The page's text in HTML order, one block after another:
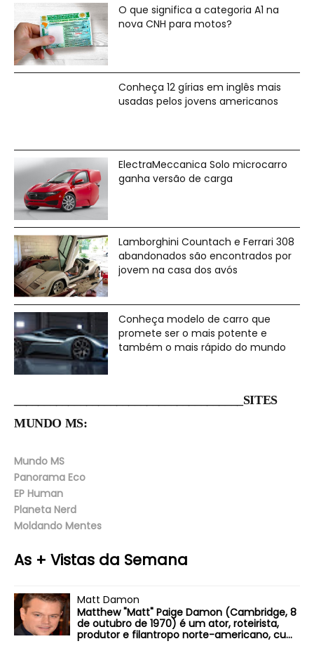
O que significa a categoria A1 na
nova CNH para motos?
Conheça 12 gírias em inglês mais
usadas pelos jovens americanos
ElectraMeccanica Solo microcarro
ganha versão de carga
Lamborghini Countach e Ferrari 308
abandonados são encontrados por
jovem na casa dos avós
Conheça modelo de carro que
promete ser o mais potente e
também o mais rápido do mundo
______________________________________SITES
MUNDO MS:
Mundo MS
Panorama Eco
EP Human
Planeta Nerd
Moldando Mentes
As + Vistas da Semana
Matt Damon
Matthew "Matt" Paige Damon (Cambridge, 8
de outubro de 1970) é um ator, roteirista,
produtor e filantropo norte-americano, cu...